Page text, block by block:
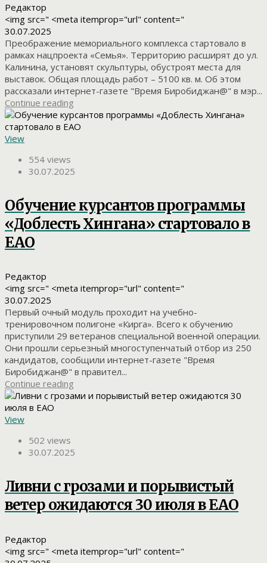
Редактор
<img src=" <meta itemprop="url" content="
30.07.2025
Преображение мемориального комплекса стартовало в
рамках нацпроекта «Семья». Территорию расширят до ул.
Калинина, установят скульптуры, обустроят места для
выставок. Общая площадь работ – 5100 кв. м. Об этом
рассказали интернет-газете "Время Биробиджан@" в мэр...
Continue reading
View
554 views
30.07.2025
Обучение курсантов программы
«Доблесть Хингана» стартовало в
ЕАО
Редактор
<img src=" <meta itemprop="url" content="
30.07.2025
Первый очный модуль проходит на учебно-
тренировочном полигоне «Кирга». Всего к обучению
приступили 29 ветеранов специальной военной операции.
Они прошли серьезный многоступенчатый отбор из 250
кандидатов, сообщили интернет-газете "Время
Биробиджан@" в правител...
Continue reading
View
502 views
30.07.2025
Ливни с грозами и порывистый
ветер ожидаются 30 июля в ЕАО
Редактор
<img src=" <meta itemprop="url" content="